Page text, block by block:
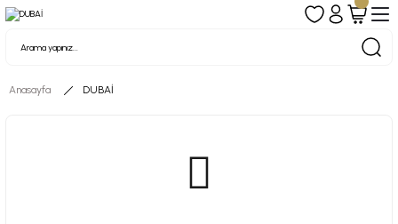
Anasayfa DUBAİ